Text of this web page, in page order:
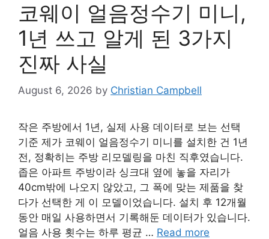
코웨이 얼음정수기 미니,
1년 쓰고 알게 된 3가지
진짜 사실
August 6, 2026 by Christian Campbell
작은 주방에서 1년, 실제 사용 데이터로 보는 선택
기준 제가 코웨이 얼음정수기 미니를 설치한 건 1년
전, 정확히는 주방 리모델링을 마친 직후였습니다.
좁은 아파트 주방이라 싱크대 옆에 놓을 자리가
40cm밖에 나오지 않았고, 그 폭에 맞는 제품을 찾
다가 선택한 게 이 모델이었습니다. 설치 후 12개월
동안 매일 사용하면서 기록해둔 데이터가 있습니다.
얼음 사용 횟수는 하루 평균 … Read more